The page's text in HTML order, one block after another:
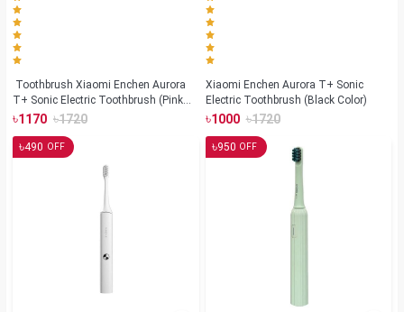
Toothbrush Xiaomi Enchen Aurora
T+ Sonic Electric Toothbrush (Pink
Color)
৳1170 ৳1720
Xiaomi Enchen Aurora T+ Sonic
Electric Toothbrush (Black Color)
৳1000 ৳1720
৳490 OFF ৳950 OFF